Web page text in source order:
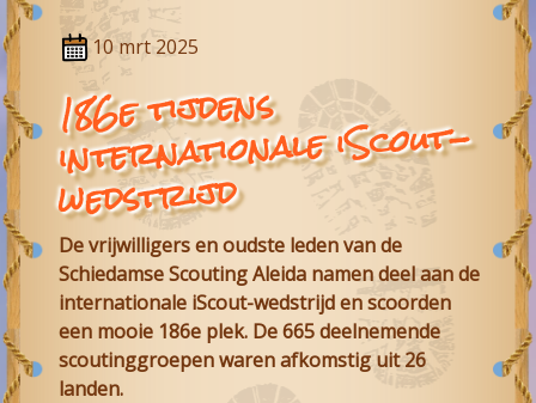
10 mrt 2025
186e tijdens
internationale iScout-
wedstrijd
De vrijwilligers en oudste leden van de
Schiedamse Scouting Aleida namen deel aan de
internationale iScout-wedstrijd en scoorden
een mooie 186e plek. De 665 deelnemende
scoutinggroepen waren afkomstig uit 26
landen.